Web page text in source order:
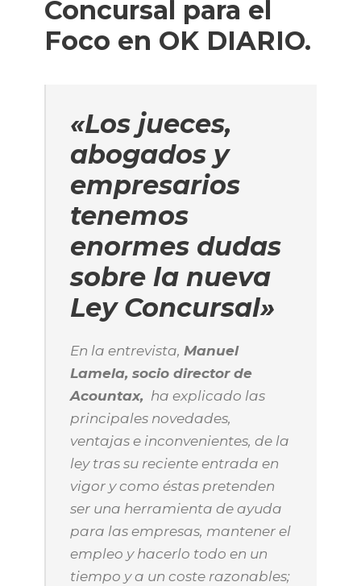
Concursal para el
Foco en OK DIARIO.
«Los jueces,
abogados y
empresarios
tenemos
enormes dudas
sobre la nueva
Ley Concursal»
En la entrevista, Manuel
Lamela, socio director de
Acountax, ha explicado las
principales novedades,
ventajas e inconvenientes, de la
ley tras su reciente entrada en
vigor y como éstas pretenden
ser una herramienta de ayuda
para las empresas, mantener el
empleo y hacerlo todo en un
tiempo y a un coste razonables;